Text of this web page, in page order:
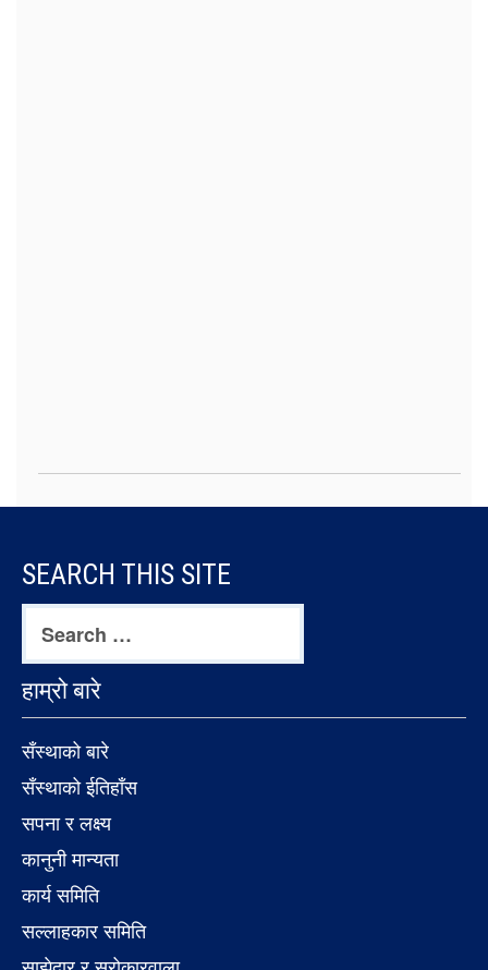
FOOTER
CONTENT
SEARCH THIS SITE
Search
for:
हाम्रो बारे
सँस्थाको बारे
सँस्थाको ईतिहाँस
सपना र लक्ष्य
कानुनी मान्यता
कार्य समिति
सल्लाहकार समिति